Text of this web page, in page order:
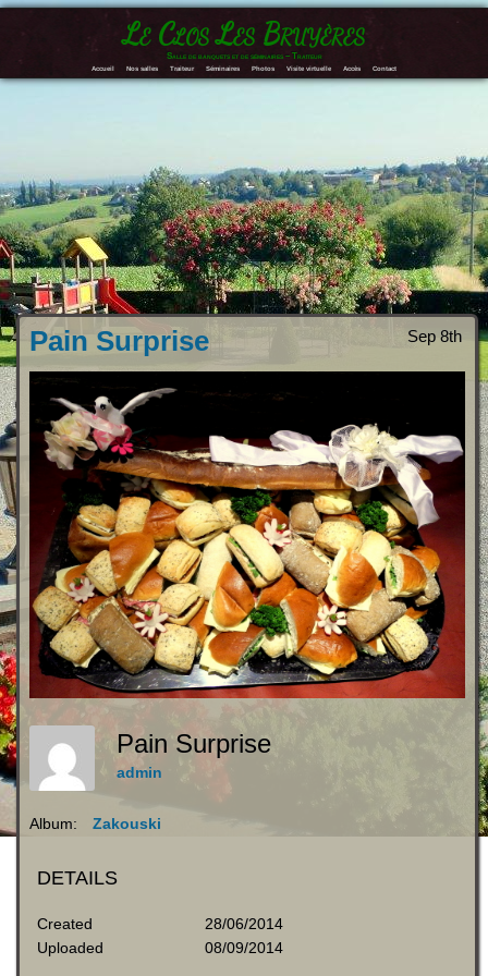
Le Clos Les Bruyères
Salle de banquets et de séminaires – Traiteur
Accueil Nos salles Traiteur Séminaires Photos Visite virtuelle Accès Contact
Sep 8th
Pain Surprise
Pain Surprise
admin
Album: Zakouski
DETAILS
Created
28/06/2014
Uploaded
08/09/2014